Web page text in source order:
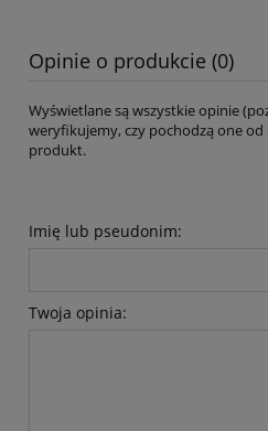
Opinie o produkcie (0)
Wyświetlane są wszystkie opinie
weryfikujemy, czy pochodzą one
produkt.
Imię lub pseudonim:
Twoja opinia: